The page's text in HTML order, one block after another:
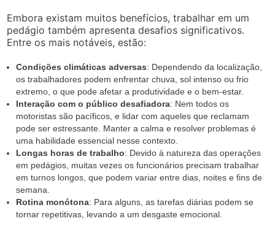
Embora existam muitos benefícios, trabalhar em um
pedágio também apresenta desafios significativos.
Entre os mais notáveis, estão:
Condições climáticas adversas: Dependendo da localização,
os trabalhadores podem enfrentar chuva, sol intenso ou frio
extremo, o que pode afetar a produtividade e o bem-estar.
Interação com o público desafiadora: Nem todos os
motoristas são pacíficos, e lidar com aqueles que reclamam
pode ser estressante. Manter a calma e resolver problemas é
uma habilidade essencial nesse contexto.
Longas horas de trabalho: Devido à natureza das operações
em pedágios, muitas vezes os funcionários precisam trabalhar
em turnos longos, que podem variar entre dias, noites e fins de
semana.
Rotina monótona: Para alguns, as tarefas diárias podem se
tornar repetitivas, levando a um desgaste emocional.